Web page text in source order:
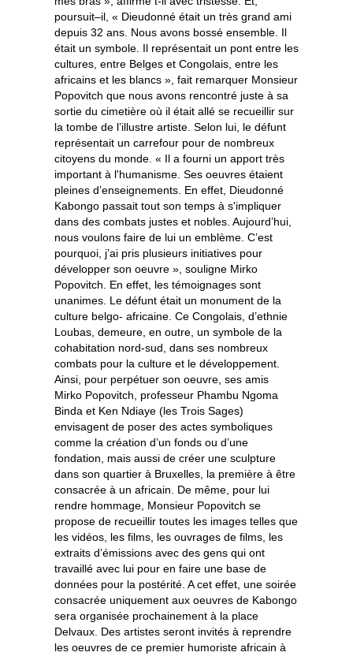
poursuit–il, « Dieudonné était un très grand ami
depuis 32 ans. Nous avons bossé ensemble. Il
était un symbole. Il représentait un pont entre les
cultures, entre Belges et Congolais, entre les
africains et les blancs », fait remarquer Monsieur
Popovitch que nous avons rencontré juste à sa
sortie du cimetière où il était allé se recueillir sur
la tombe de l’illustre artiste. Selon lui, le défunt
représentait un carrefour pour de nombreux
citoyens du monde. « Il a fourni un apport très
important à l'humanisme. Ses oeuvres étaient
pleines d’enseignements. En effet, Dieudonné
Kabongo passait tout son temps à s'impliquer
dans des combats justes et nobles. Aujourd’hui,
nous voulons faire de lui un emblème. C’est
pourquoi, j’ai pris plusieurs initiatives pour
développer son oeuvre », souligne Mirko
Popovitch. En effet, les témoignages sont
unanimes. Le défunt était un monument de la
culture belgo- africaine. Ce Congolais, d’ethnie
Loubas, demeure, en outre, un symbole de la
cohabitation nord-sud, dans ses nombreux
combats pour la culture et le développement.
Ainsi, pour perpétuer son oeuvre, ses amis
Mirko Popovitch, professeur Phambu Ngoma
Binda et Ken Ndiaye (les Trois Sages)
envisagent de poser des actes symboliques
comme la création d’un fonds ou d’une
fondation, mais aussi de créer une sculpture
dans son quartier à Bruxelles, la première à être
consacrée à un africain. De même, pour lui
rendre hommage, Monsieur Popovitch se
propose de recueillir toutes les images telles que
les vidéos, les films, les ouvrages de films, les
extraits d’émissions avec des gens qui ont
travaillé avec lui pour en faire une base de
données pour la postérité. A cet effet, une soirée
consacrée uniquement aux oeuvres de Kabongo
sera organisée prochainement à la place
Delvaux. Des artistes seront invités à reprendre
les oeuvres de ce premier humoriste africain à